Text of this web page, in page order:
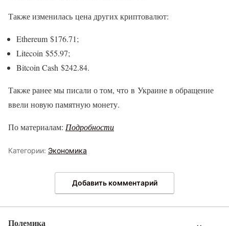
Также изменилась цена других криптовалют:
Ethereum $176.71;
Litecoin $55.97;
Bitcoin Cash $242.84.
Также ранее мы писали о том, что в Украине в обращение
ввели новую памятную монету.
По материалам: Подробности
Категории: Экономика
Добавить комментарий
Полемика